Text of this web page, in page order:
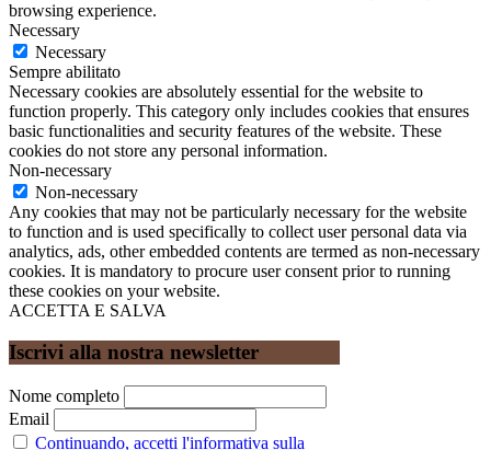
browsing experience.
Necessary
Necessary
Sempre abilitato
Necessary cookies are absolutely essential for the website to
function properly. This category only includes cookies that ensures
basic functionalities and security features of the website. These
cookies do not store any personal information.
Non-necessary
Non-necessary
Any cookies that may not be particularly necessary for the website
to function and is used specifically to collect user personal data via
analytics, ads, other embedded contents are termed as non-necessary
cookies. It is mandatory to procure user consent prior to running
these cookies on your website.
ACCETTA E SALVA
Iscrivi alla nostra newsletter
Nome completo
Email
Continuando, accetti l'informativa sulla